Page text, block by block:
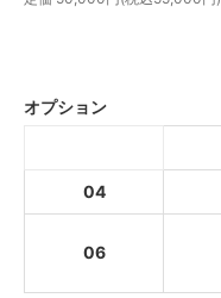
オプション
04
06